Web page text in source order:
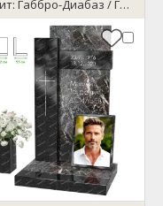
Гранит: Габбро-Диабаз / Гранатовый амфиболит